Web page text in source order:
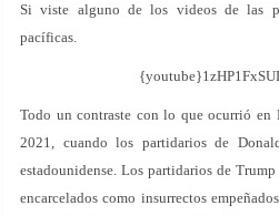
Si viste alguno de los videos de las
pacíficas.
Todo un contraste con lo que ocurrió en
2021, cuando los partidarios de
estadounidense. Los partidarios de
encarcelados como insurrectos